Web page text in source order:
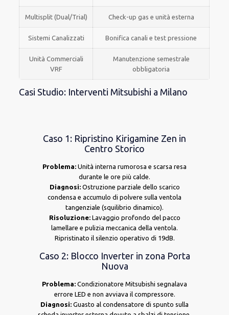
Multisplit (Dual/Trial) Check-up gas e unità esterna
Sistemi Canalizzati Bonifica canali e test pressione
Unità Commerciali
VRF
Manutenzione semestrale
obbligatoria
Casi Studio: Interventi Mitsubishi a Milano
Caso 1: Ripristino Kirigamine Zen in
Centro Storico
Problema: Unità interna rumorosa e scarsa resa
durante le ore più calde.
Diagnosi:Ostruzione parziale dello scarico
condensa e accumulo di polvere sulla ventola
tangenziale (squilibrio dinamico).
Risoluzione:Lavaggio profondo del pacco
lamellare e pulizia meccanica della ventola.
Ripristinato il silenzio operativo di 19dB.
Caso 2: Blocco Inverter in zona Porta
Nuova
Problema: Condizionatore Mitsubishi segnalava
errore LED e non avviava il compressore.
Diagnosi: Guasto al condensatore di spunto sulla